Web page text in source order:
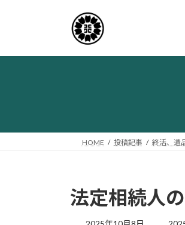
プ
動
HOME 投稿記事 終活、遺
法定相続人
最